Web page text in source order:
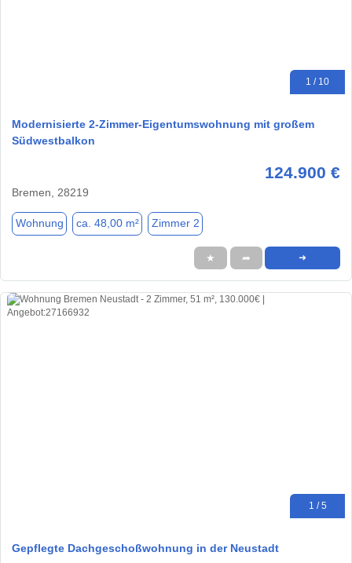
1 / 10
Modernisierte 2-Zimmer-Eigentumswohnung mit großem
Südwestbalkon
124.900 €
Bremen, 28219
Wohnung ca. 48,00 m² Zimmer 2
★ ➦ ➜
1 / 5
Gepflegte Dachgeschoßwohnung in der Neustadt